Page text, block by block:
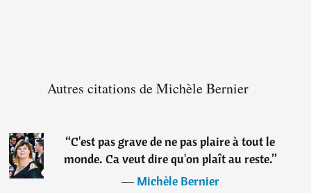
Autres citations de Michèle Bernier
“C'est pas grave de ne pas plaire à tout le
monde. Ca veut dire qu'on plaît au reste.”
―Michèle Bernier